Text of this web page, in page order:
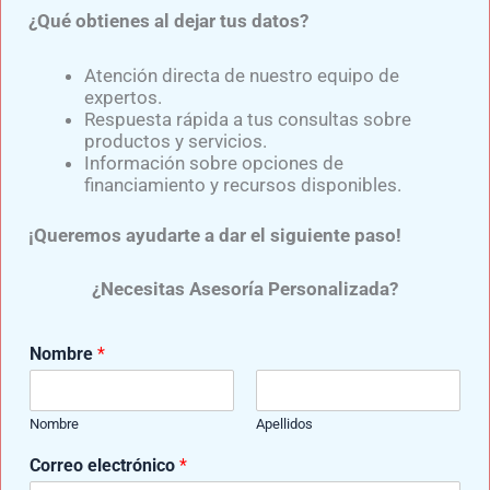
estamos para servirte con una gran variedad de
productos, desde:
aparatos ortopédicos
prótesis
de brazo,prótesis de pierna
ortopédicas a la medida.
Si deseas mas información para una prótesis
GRUPO DE APOYO
UNETE AL GRUPO DE APOYO “AMPUTADOS
¿Qué obtienes al dejar tus datos?
Atención directa de nuestro equipo de
expertos.
Respuesta rápida a tus consultas sobre
productos y servicios.
Información sobre opciones de
financiamiento y recursos disponibles.
¡Queremos ayudarte a dar el siguiente paso!
¿Necesitas Asesoría Personalizada?
Nombre *
Nombre Apellidos
Correo electrónico *